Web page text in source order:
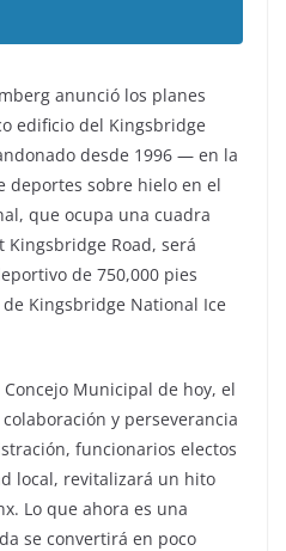
anunció los planes
edificio del Kingsbridge
desde 1996 — en la
deportes sobre hielo en el
que ocupa una cuadra
Kingsbridge Road, será
de 750,000 pies
Kingsbridge National Ice
Municipal de hoy, el
y perseverancia
funcionarios electos
local, revitalizará un hito
Lo que ahora es una
se convertirá en poco